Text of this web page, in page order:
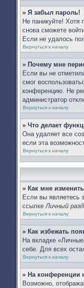
» Я забыл пароль!
Не паникуйте! Хотя
снова сможете
Если не удалось
Вернуться к началу
» Почему мне
Если вы не
смог
конференцию. Не
администратор
Вернуться к началу
» Что делает
Она удаляет все
если эта
Вернуться к началу
» Как мне
Если вы являетесь
ссылкеЛичный
Вернуться к началу
» Как избежать
На вкладке
себе. Для всех
Вернуться к началу
» На конференции
Возможно,